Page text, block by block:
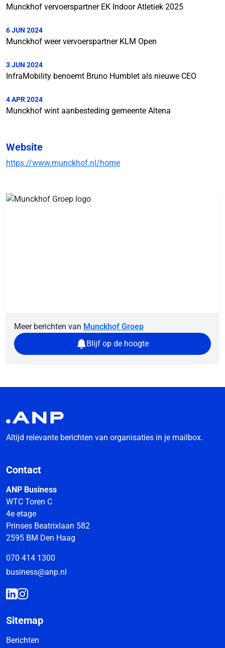
Munckhof vervoerspartner EK Indoor Atletiek 2025
6 JUN 2024
Munckhof weer vervoerspartner KLM Open
3 JUN 2024
InfraMobility benoemt Bruno Humblet als nieuwe CEO
4 APR 2024
Munckhof wint aanbesteding gemeente Altena
Website
https://www.munckhof.nl/home
Meer berichten van Munckhof Groep
Blijf op de hoogte
Altijd relevante berichten van organisaties in je mailbox.
Contact
ANP Business
WTC Toren C
4e etage
Prinses Beatrixlaan 582
2595 BM Den Haag
070 414 1300
business@anp.nl
Sitemap
Berichten